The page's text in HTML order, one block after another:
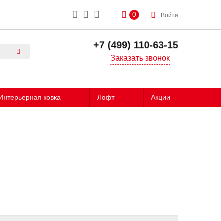
0 Войти
+7 (499) 110-63-15
Заказать звонок
ковка Лофт Акции